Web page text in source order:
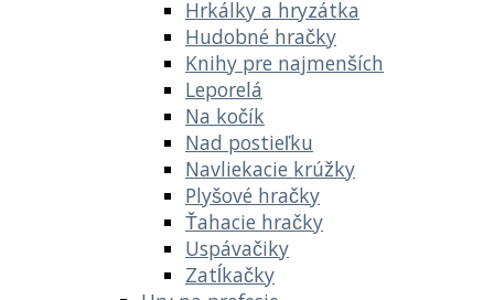
Hrkálky a hryzátka
Hudobné hračky
Knihy pre najmenších
Leporelá
Na kočík
Nad postieľku
Navliekacie krúžky
Plyšové hračky
Ťahacie hračky
Uspávačiky
Zatĺkačky